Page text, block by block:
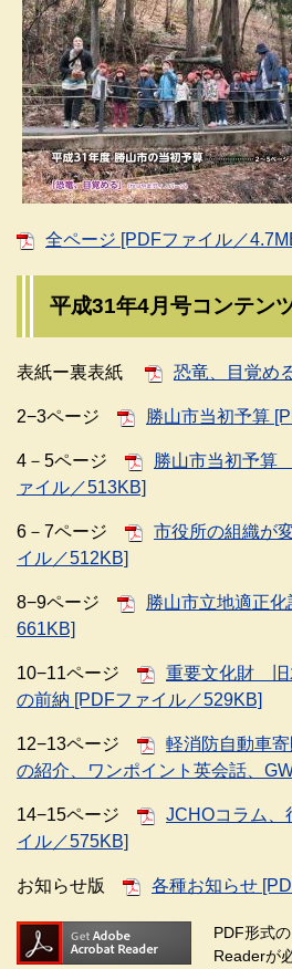
全ページ [PDFファイル／
平成31年4月号コンテン
表紙ー裏表紙 恐竜、目覚め
2−3ページ 勝山市当初予算
4－5ページ
勝山市当初予算
ァイル／513KB]
6－7ページ
市役所の組織が
イル／512KB]
8−9ページ
勝山市立地適正
661KB]
10−11ページ
重要文化財 旧
の前納 [PDFファイル／529KB]
12−13ページ
軽消防自動車
の紹介、ワンポイント英会話、
14−15ページ
JCHOコラム、
イル／575KB]
お知らせ版 各種お知らせ
PDF形式
Readerが